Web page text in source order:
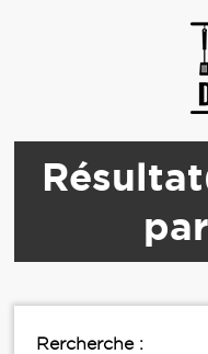
Rercherche :